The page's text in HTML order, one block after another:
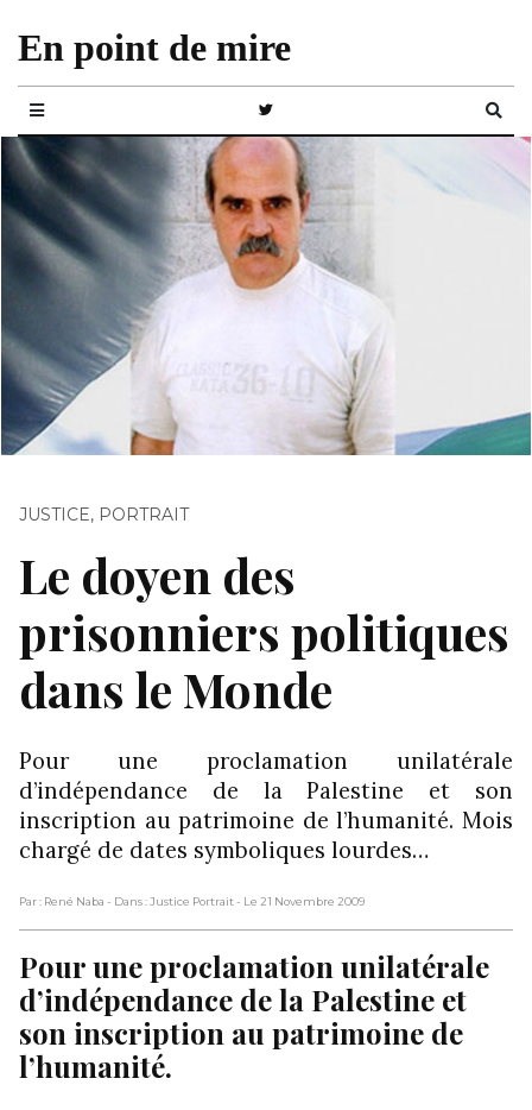
En point de mire
JUSTICE, PORTRAIT
Le doyen des
prisonniers politiques
dans le Monde
Pour une proclamation unilatérale
d’indépendance de la Palestine et son
inscription au patrimoine de l’humanité. Mois
chargé de dates symboliques lourdes…
Par : René Naba - Dans : Justice Portrait- Le 21 Novembre 2009
Pour une proclamation unilatérale
d’indépendance de la Palestine et
son inscription au patrimoine de
l’humanité.